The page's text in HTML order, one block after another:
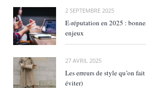
2 SEPTEMBRE 2025
E‑réputation en 2025 :
enjeux
27 AVRIL 2025
Les erreurs de style qu’on
éviter)